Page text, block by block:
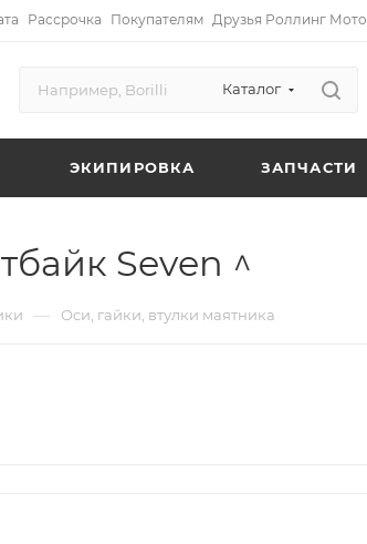
Рассрочка Покупателям Друзья Роллинг Мото
Каталог
ЭКИПИРОВКА ЗАПЧАСТИ
Seven ^
— Оси, гайки, втулки маятника